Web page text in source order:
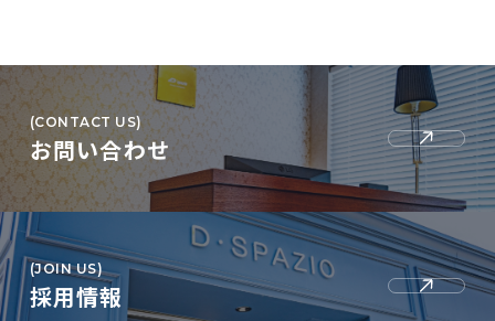
(CONTACT US)
お問い合わせ
(JOIN US)
採用情報